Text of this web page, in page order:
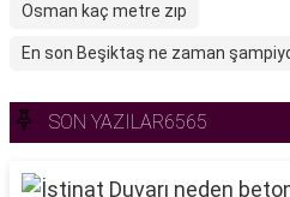
Osman kaç metre zıp
En son Beşiktaş ne zaman
SON YAZILAR6565